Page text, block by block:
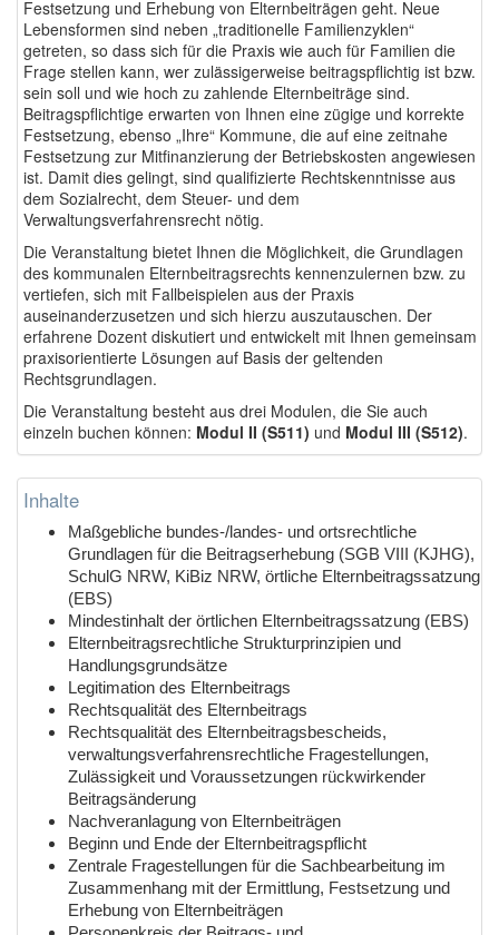
Festsetzung und Erhebung von Elternbeiträgen geht. Neue
Lebensformen sind neben „traditionelle Familienzyklen“
getreten, so dass sich für die Praxis wie auch für Familien die
Frage stellen kann, wer zulässigerweise beitragspflichtig ist bzw.
sein soll und wie hoch zu zahlende Elternbeiträge sind.
Beitragspflichtige erwarten von Ihnen eine zügige und korrekte
Festsetzung, ebenso „Ihre“ Kommune, die auf eine zeitnahe
Festsetzung zur Mitfinanzierung der Betriebskosten angewiesen
ist. Damit dies gelingt, sind qualifizierte Rechtskenntnisse aus
dem Sozialrecht, dem Steuer- und dem
Verwaltungsverfahrensrecht nötig.
Die Veranstaltung bietet Ihnen die Möglichkeit, die Grundlagen
des kommunalen Elternbeitragsrechts kennenzulernen bzw. zu
vertiefen, sich mit Fallbeispielen aus der Praxis
auseinanderzusetzen und sich hierzu auszutauschen. Der
erfahrene Dozent diskutiert und entwickelt mit Ihnen gemeinsam
praxisorientierte Lösungen auf Basis der geltenden
Rechtsgrundlagen.
Die Veranstaltung besteht aus drei Modulen, die Sie auch
einzeln buchen können: Modul II (S511) und Modul III (S512).
Inhalte
Maßgebliche bundes-/landes- und ortsrechtliche
Grundlagen für die Beitragserhebung (SGB VIII (KJHG),
SchulG NRW, KiBiz NRW, örtliche Elternbeitragssatzung
(EBS)
Mindestinhalt der örtlichen Elternbeitragssatzung (EBS)
Elternbeitragsrechtliche Strukturprinzipien und
Handlungsgrundsätze
Legitimation des Elternbeitrags
Rechtsqualität des Elternbeitrags
Rechtsqualität des Elternbeitragsbescheids,
verwaltungsverfahrensrechtliche Fragestellungen,
Zulässigkeit und Voraussetzungen rückwirkender
Beitragsänderung
Nachveranlagung von Elternbeiträgen
Beginn und Ende der Elternbeitragspflicht
Zentrale Fragestellungen für die Sachbearbeitung im
Zusammenhang mit der Ermittlung, Festsetzung und
Erhebung von Elternbeiträgen